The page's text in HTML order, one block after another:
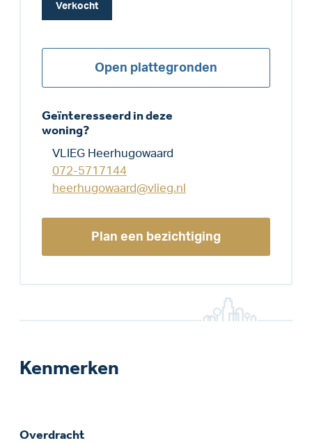
Verkocht
Open plattegronden
Geïnteresseerd in deze
woning?
VLIEG Heerhugowaard
072-5717144
heerhugowaard@vlieg.nl
Plan een bezichtiging
Kenmerken
Overdracht